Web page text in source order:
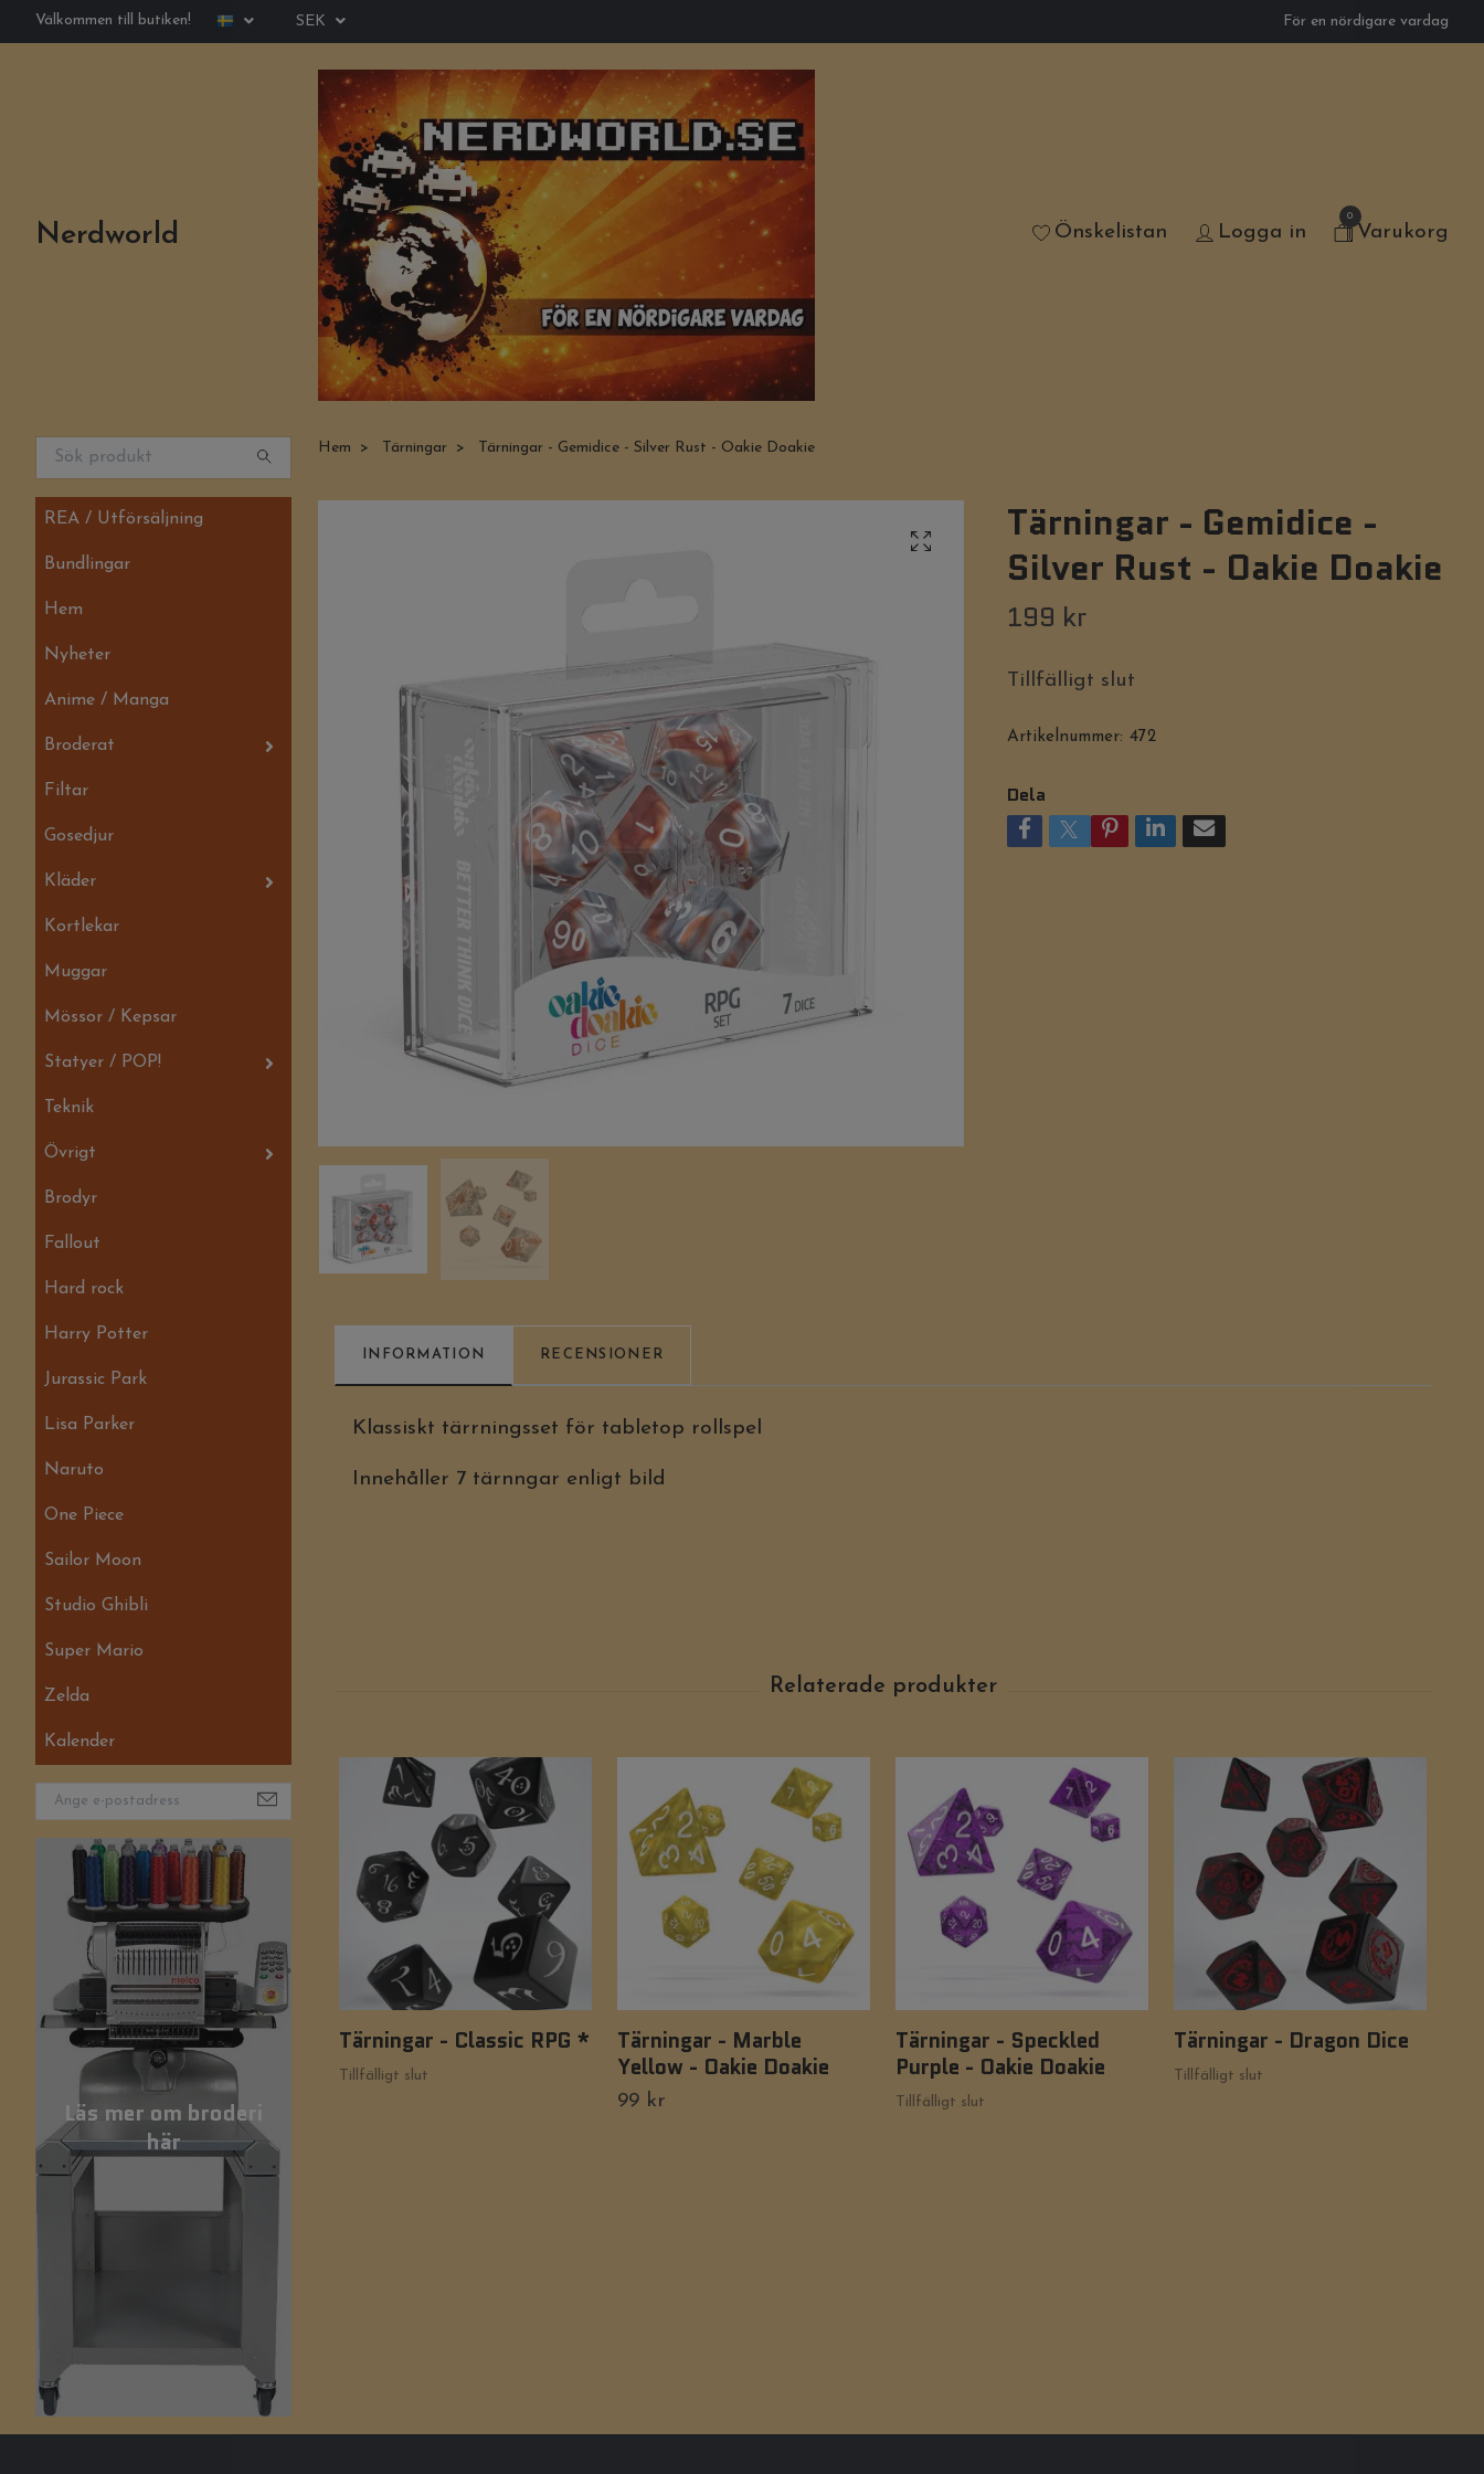
Välkommen till butiken! SEK För en nördigare vardag
Nerdworld Önskelistan Logga in
0
Varukorg
REA / Utförsäljning
Bundlingar
Hem
Nyheter
Anime / Manga
Broderat
Filtar
Gosedjur
Kläder
Kortlekar
Muggar
Mössor / Kepsar
Statyer / POP!
Teknik
Övrigt
Brodyr
Fallout
Hard rock
Harry Potter
Jurassic Park
Lisa Parker
Naruto
One Piece
Sailor Moon
Studio Ghibli
Super Mario
Zelda
Kalender
Läs mer om broderi
här
Hem Tärningar Tärningar - Gemidice - Silver Rust - Oakie Doakie
Tärningar - Gemidice -
Silver Rust - Oakie Doakie
199 kr
Tillfälligt slut
Artikelnummer: 472
Dela
INFORMATION RECENSIONER
Klassiskt tärrningsset för tabletop rollspel
Innehåller 7 tärnngar enligt bild
Tärningar - Classic RPG *
Tillfälligt slut
Tärningar - Marble
Yellow - Oakie Doakie
99 kr
Tärningar - Speckled
Purple - Oakie Doakie
Tillfälligt slut
Tärningar - Dragon Dice
Tillfälligt slut